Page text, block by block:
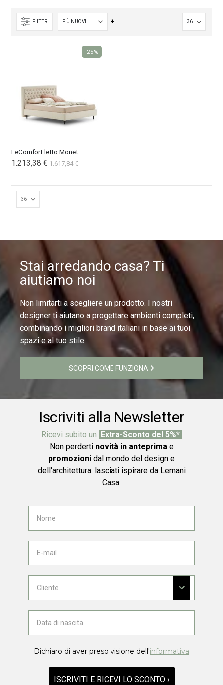
FILTER
Imposta
LeComfort letto Monet
1.213,38 € 1.617,84 €
-25%
Stai arredando casa? Ti
aiutiamo noi
Non limitarti a scegliere un prodotto. I nostri
designer ti aiutano a progettare ambienti completi,
combinando i migliori brand italiani in base ai tuoi
spazi e al tuo stile.
SCOPRI COME FUNZIONA
Iscriviti alla Newsletter
Ricevi subito un
Extra-Sconto del 5%*
Non perderti novità in anteprimae
promozioni dal mondo del design e
dell'architettura: lasciati ispirare da Lemani
Casa.
Dichiaro di aver preso visione dell'informativa
ISCRIVITI E RICEVI LO SCONTO ›